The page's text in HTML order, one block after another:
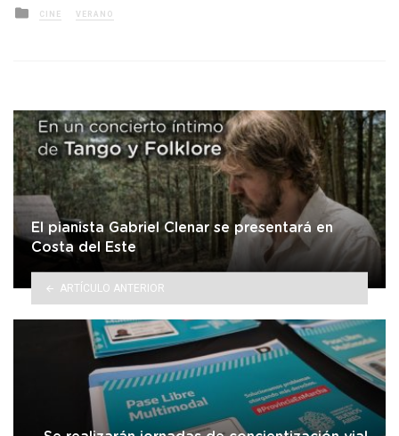
Posted
in
CINE VERANO
El pianista Gabriel Clenar se presentará en
Costa del Este
ARTÍCULO ANTERIOR